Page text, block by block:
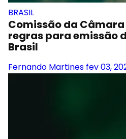
BRASIL
Comissão da
regras para emissão
Brasil
Fernando Martines fev 03,